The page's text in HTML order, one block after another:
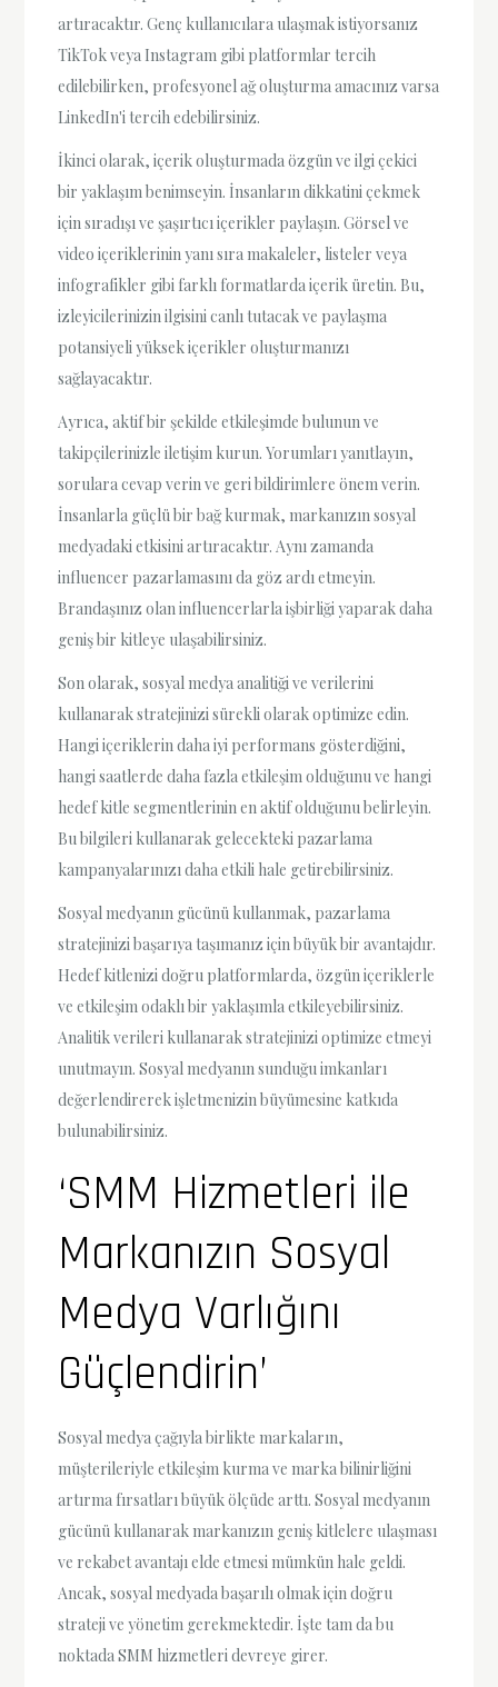
artıracaktır. Genç kullanıcılara ulaşmak istiyorsanız
TikTok veya Instagram gibi platformlar tercih
edilebilirken, profesyonel ağ oluşturma amacınız varsa
LinkedIn'i tercih edebilirsiniz.
İkinci olarak, içerik oluşturmada özgün ve ilgi çekici
bir yaklaşım benimseyin. İnsanların dikkatini çekmek
için sıradışı ve şaşırtıcı içerikler paylaşın. Görsel ve
video içeriklerinin yanı sıra makaleler, listeler veya
infografikler gibi farklı formatlarda içerik üretin. Bu,
izleyicilerinizin ilgisini canlı tutacak ve paylaşma
potansiyeli yüksek içerikler oluşturmanızı
sağlayacaktır.
Ayrıca, aktif bir şekilde etkileşimde bulunun ve
takipçilerinizle iletişim kurun. Yorumları yanıtlayın,
sorulara cevap verin ve geri bildirimlere önem verin.
İnsanlarla güçlü bir bağ kurmak, markanızın sosyal
medyadaki etkisini artıracaktır. Aynı zamanda
influencer pazarlamasını da göz ardı etmeyin.
Brandaşınız olan influencerlarla işbirliği yaparak daha
geniş bir kitleye ulaşabilirsiniz.
Son olarak, sosyal medya analitiği ve verilerini
kullanarak stratejinizi sürekli olarak optimize edin.
Hangi içeriklerin daha iyi performans gösterdiğini,
hangi saatlerde daha fazla etkileşim olduğunu ve hangi
hedef kitle segmentlerinin en aktif olduğunu belirleyin.
Bu bilgileri kullanarak gelecekteki pazarlama
kampanyalarınızı daha etkili hale getirebilirsiniz.
Sosyal medyanın gücünü kullanmak, pazarlama
stratejinizi başarıya taşımanız için büyük bir avantajdır.
Hedef kitlenizi doğru platformlarda, özgün içeriklerle
ve etkileşim odaklı bir yaklaşımla etkileyebilirsiniz.
Analitik verileri kullanarak stratejinizi optimize etmeyi
unutmayın. Sosyal medyanın sunduğu imkanları
değerlendirerek işletmenizin büyümesine katkıda
bulunabilirsiniz.
‘SMM Hizmetleri ile
Markanızın Sosyal
Medya Varlığını
Güçlendirin’
Sosyal medya çağıyla birlikte markaların,
müşterileriyle etkileşim kurma ve marka bilinirliğini
artırma fırsatları büyük ölçüde arttı. Sosyal medyanın
gücünü kullanarak markanızın geniş kitlelere ulaşması
ve rekabet avantajı elde etmesi mümkün hale geldi.
Ancak, sosyal medyada başarılı olmak için doğru
strateji ve yönetim gerekmektedir. İşte tam da bu
noktada SMM hizmetleri devreye girer.